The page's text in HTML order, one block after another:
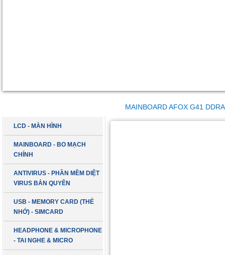
LCD - MÀN HÌNH
MAINBOARD - BO MẠCH
CHÍNH
ANTIVIRUS - PHẦN MỀM DIỆT
VIRUS BẢN QUYỀN
USB - MEMORY CARD (THẺ
NHỚ) - SIMCARD
HEADPHONE & MICROPHONE
- TAI NGHE & MICRO
MAINBOARD AFOX G41